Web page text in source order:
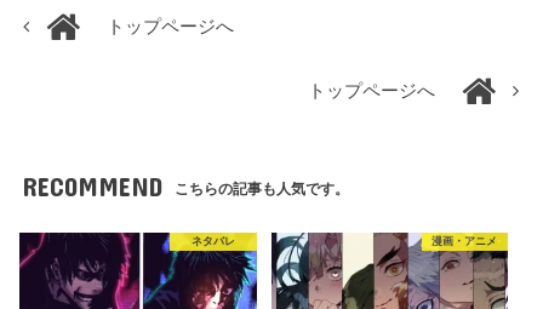
トップページへ
トップページへ
RECOMMEND こちらの記事も人気です。
ネタバレ 漫画・アニメ